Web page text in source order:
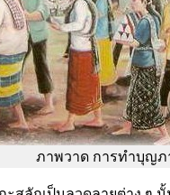
ภาพวาด การทำบุญ